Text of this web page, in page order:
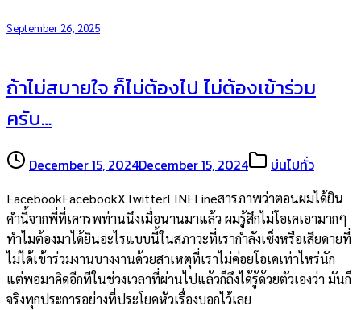
September 26, 2025
ถ้าไม่สบายใจ ก็ไม่ต้องไป ไม่ต้องเข้าร่วม
ครับ…
December 15, 2024December 15, 2024 บ่นไปทั่ว
FacebookFacebookXTwitterLINELineสารภาพว่าตอนผมได้ยิน
คำนี้จากพี่ที่เคารพท่านนึงเมื่อนานมาแล้ว ผมรู้สึกไม่โอเคเอามากๆ
ทำไมต้องมาได้ยินอะไรแบบนี้ในสภาวะที่เรากำลังเซ็งหรือเสียดายที่
ไม่ได้เข้าร่วมงานบางงานด้วยสาเหตุที่เราไม่ค่อยโอเคเท่าไหร่นัก
แต่พอมาคิดอีกทีในช่วงเวลาที่ผ่านไปแล้วก็ถึงได้รู้ด้วยตัวเองว่า มันก็
จริงทุกประการอย่างที่ประโยคหัวเรื่องบอกไว้เลย